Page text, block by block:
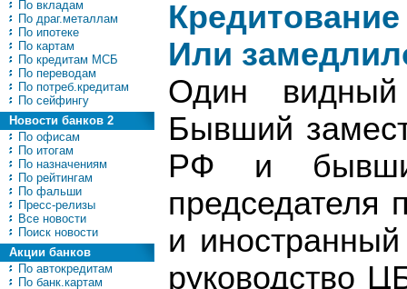
По вкладам
По драг.металлам
По ипотеке
По картам
По кредитам МСБ
По переводам
По потреб.кредитам
По сейфингу
Новости банков 2
По офисам
По итогам
По назначениям
По рейтингам
По фальши
Пресс-релизы
Все новости
Поиск новости
Акции банков
По автокредитам
По банк.картам
Или
Один
Бывший
РФ и
и
руководство